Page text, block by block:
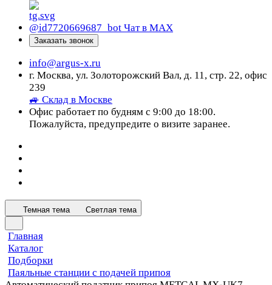
@id7720669687_bot Чат в МАХ
Заказать звонок
info@argus-x.ru
г. Москва, ул. Золоторожский Вал, д. 11, стр. 22, офис
239
🚙 Склад в Москве
Офис работает по будням с 9:00 до 18:00.
Пожалуйста, предупредите о визите заранее.
Темная тема Светлая тема
Главная
Каталог
Подборки
Паяльные станции с подачей припоя